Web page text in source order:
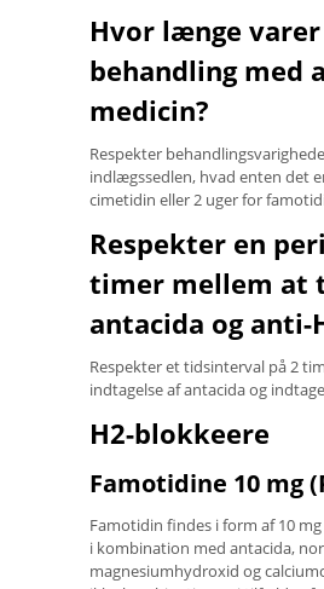
Hvor længe varer
behandling med
medicin?
Respekter
indlægssedlen, hvad enten det
cimetidin eller 2 uger for
Respekter en
timer mellem at
antacida og anti-
Respekter et tidsinterval på 2
indtagelse af antacida og
H2-blokkeere
Famotidine 10 mg
Famotidin findes i form af 10
i kombination med antacida,
magnesiumhydroxid og